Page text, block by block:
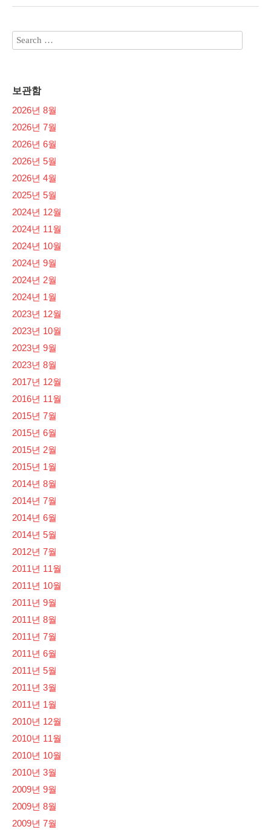
보관함
2026년 8월
2026년 7월
2026년 6월
2026년 5월
2026년 4월
2025년 5월
2024년 12월
2024년 11월
2024년 10월
2024년 9월
2024년 2월
2024년 1월
2023년 12월
2023년 10월
2023년 9월
2023년 8월
2017년 12월
2016년 11월
2015년 7월
2015년 6월
2015년 2월
2015년 1월
2014년 8월
2014년 7월
2014년 6월
2014년 5월
2012년 7월
2011년 11월
2011년 10월
2011년 9월
2011년 8월
2011년 7월
2011년 6월
2011년 5월
2011년 3월
2011년 1월
2010년 12월
2010년 11월
2010년 10월
2010년 3월
2009년 9월
2009년 8월
2009년 7월